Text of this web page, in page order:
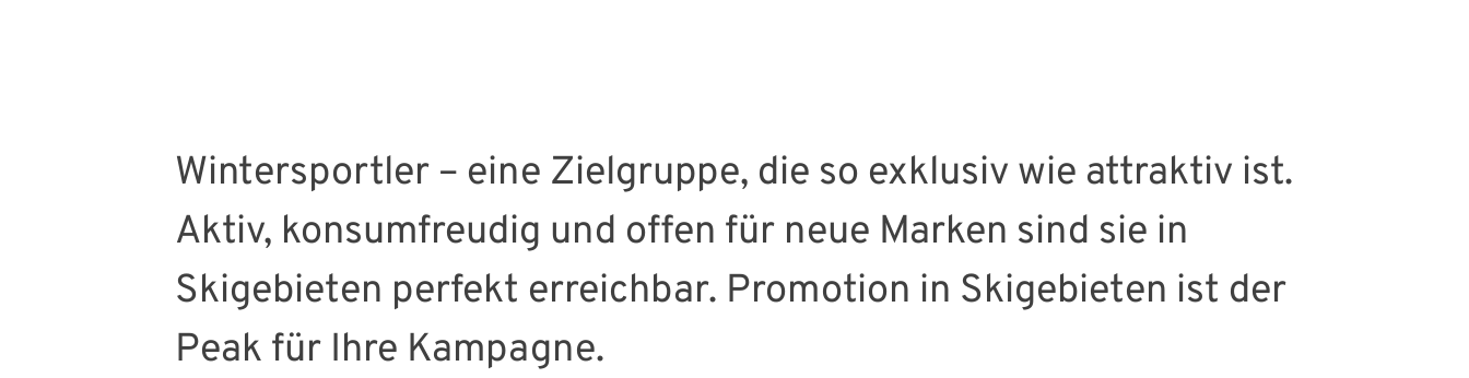
Wintersportler – eine Zielgruppe, die so exklusiv wie attraktiv ist.
Aktiv, konsumfreudig und offen für neue Marken sind sie in
Skigebieten perfekt erreichbar. Promotion in Skigebieten ist der
Peak für Ihre Kampagne.